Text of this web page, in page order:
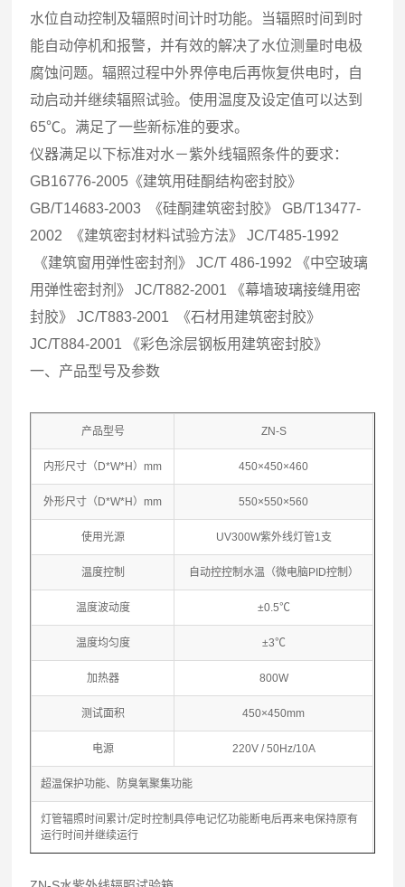
水位自动控制及辐照时间计时功能。当辐照时间到时
能自动停机和报警，并有效的解决了水位测量时电极
腐蚀问题。辐照过程中外界停电后再恢复供电时，自
动启动并继续辐照试验。使用温度及设定值可以达到
65℃。满足了一些新标准的要求。
仪器满足以下标准对水－紫外线辐照条件的要求：
GB16776-2005《建筑用硅酮结构密封胶》
GB/T14683-2003 《硅酮建筑密封胶》 GB/T13477-
2002 《建筑密封材料试验方法》 JC/T485-1992
《建筑窗用弹性密封剂》 JC/T 486-1992 《中空玻璃
用弹性密封剂》 JC/T882-2001 《幕墙玻璃接缝用密
封胶》 JC/T883-2001 《石材用建筑密封胶》
JC/T884-2001 《彩色涂层钢板用建筑密封胶》
一、产品型号及参数
产品型号 ZN-S
内形尺寸（D*W*H）mm 450×450×460
外形尺寸（D*W*H）mm 550×550×560
使用光源 UV300W紫外线灯管1支
温度控制 自动控控制水温（微电脑PID控制）
温度波动度 ±0.5℃
温度均匀度 ±3℃
加热器 800W
测试面积 450×450mm
电源 220V / 50Hz/10A
超温保护功能、防臭氧聚集功能
灯管辐照时间累计/定时控制具停电记忆功能断电后再来电保持原有
运行时间并继续运行